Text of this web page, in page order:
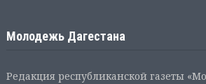
Молодежь Дагестана
Редакция республиканской газеты